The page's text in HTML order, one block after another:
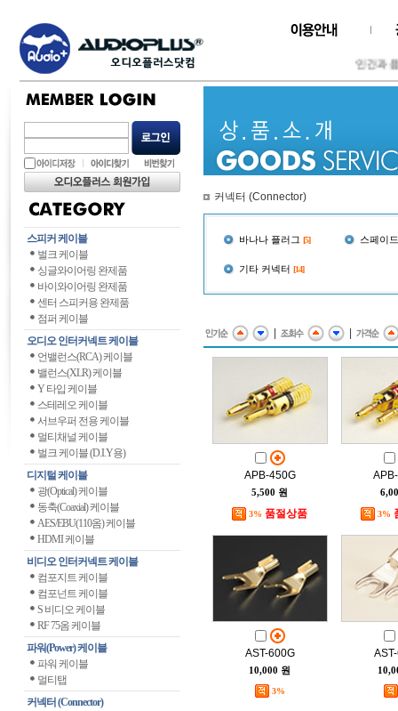
인간과 음
스피커 케이블
벌크 케이블
싱글와이어링 완제품
바이와이어링 완제품
센터 스피커용 완제품
점퍼 케이블
오디오 인터커넥트 케이블
언밸런스(RCA) 케이블
밸런스(XLR) 케이블
Y 타입 케이블
스테레오 케이블
서브우퍼 전용 케이블
멀티채널 케이블
벌크 케이블 (D.I.Y용)
디지털 케이블
광(Optical) 케이블
동축(Coaxial) 케이블
AES/EBU(110옴) 케이블
HDMI 케이블
비디오 인터커넥트 케이블
컴포지트 케이블
컴포넌트 케이블
S 비디오 케이블
RF 75옴 케이블
파워(Power) 케이블
파워 케이블
멀티탭
커넥터 (Connector)
커넥터 (Connector)
바나나 플러그 [5] 스페이
기타 커넥터 [14]
| |
APB-450G
5,500 원
3% 품절상품 3%
AST-600G
10,000 원
3%